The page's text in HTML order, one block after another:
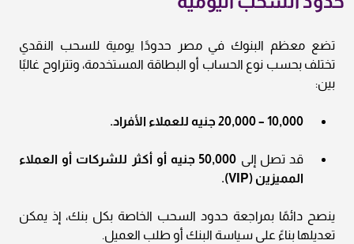
تضع معظم البنوك في مصر حدودًا يومية للسحب النقدي
تختلف بحسب نوع الحساب أو البطاقة المستخدمة، وتتراوح غالبًا
بين:
10,000 – 20,000 جنيه للعملاء الأفراد.
قد تصل إلى
50,000 جنيه أو أكثر للشركات أو العملاء
المميزين (VIP).
ينصح دائمًا بمراجعة حدود السحب الخاصة بكل بنك، إذ يمكن
تعديلها بناءً على سياسة البنك أو طلب العميل.